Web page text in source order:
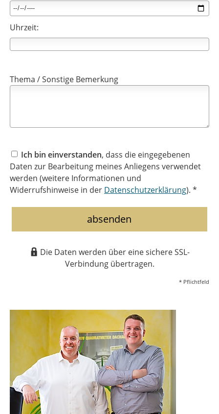
Uhrzeit:
Thema / Sonstige Bemerkung
Ich bin einverstanden, dass die eingegebenen
Daten zur Bearbeitung meines Anliegens verwendet
werden (weitere Informationen und
Widerrufshinweise in der Datenschutzerklärung). *
absenden
Die Daten werden über eine sichere SSL-
Verbindung übertragen.
* Pflichtfeld